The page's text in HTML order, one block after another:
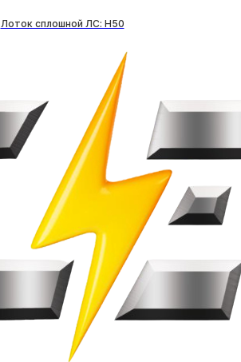
Лоток сплошной ЛС: H50